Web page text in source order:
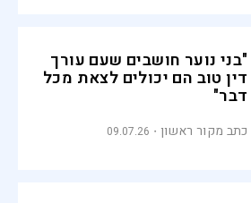
"בני נוער חושבים שעם עורך
דין טוב הם יכולים לצאת מכל
דבר"
כתב מקור ראשון 09.07.26